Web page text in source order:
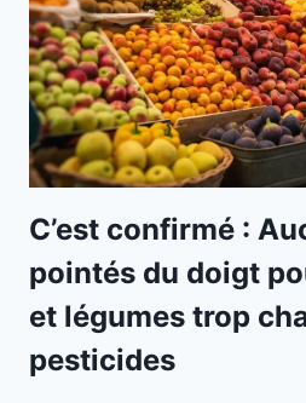
C’est confirmé :
pointés du doigt
et légumes trop
pesticides